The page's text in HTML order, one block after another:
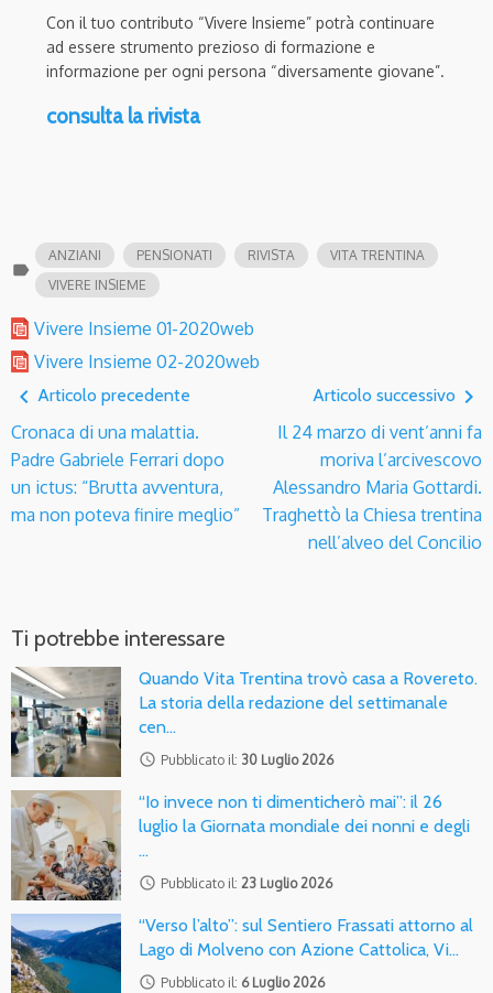
Con il tuo contributo “Vivere Insieme” potrà continuare
ad essere strumento prezioso di formazione e
informazione per ogni persona “diversamente giovane”.
consulta la rivista
label
ANZIANI PENSIONATI RIVISTA
VITA TRENTINA
VIVERE INSIEME
Vivere Insieme 01-2020web
Vivere Insieme 02-2020web
navigate_before Articolo precedente
Cronaca di una malattia.
Padre Gabriele Ferrari dopo
un ictus: “Brutta avventura,
ma non poteva finire meglio”
Articolo successivo navigate_next
Il 24 marzo di vent’anni fa
moriva l’arcivescovo
Alessandro Maria Gottardi.
Traghettò la Chiesa trentina
nell’alveo del Concilio
Ti potrebbe interessare
Quando Vita Trentina trovò casa a Rovereto.
La storia della redazione del settimanale
cen…
access_time Pubblicato il: 30 Luglio 2026
“Io invece non ti dimenticherò mai”: il 26
luglio la Giornata mondiale dei nonni e degli
…
access_time Pubblicato il: 23 Luglio 2026
“Verso l’alto”: sul Sentiero Frassati attorno al
Lago di Molveno con Azione Cattolica, Vi…
access_time Pubblicato il: 6 Luglio 2026